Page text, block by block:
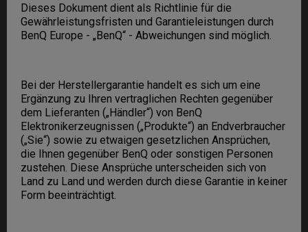
Dieses Dokument dient als Richtlinie für die
Gewährleistungsfristen und Garantieleistungen durch
BenQ Europe - „BenQ“ - Abweichungen sind möglich.
Bei der Herstellergarantie handelt es sich um eine
Ergänzung zu Ihren vertraglichen Rechten gegenüber
dem Lieferanten („Händler“) von BenQ
Elektronikerzeugnissen („Produkte“) an Endverbraucher
(„Sie“) sowie zu etwaigen gesetzlichen Ansprüchen,
die Ihnen gegenüber BenQ oder sonstigen Personen
zustehen. Diese Ansprüche unterscheiden sich von
Land zu Land und werden durch diese Garantie in keiner
Form beeinträchtigt.